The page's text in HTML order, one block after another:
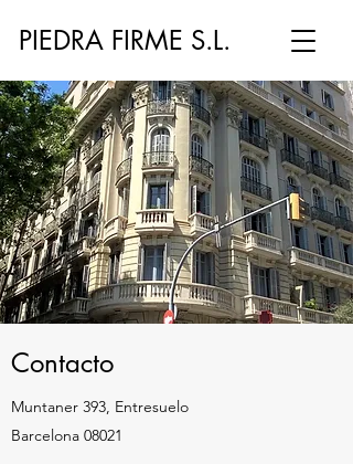
PIEDRA FIRME S.L.
Contacto
Muntaner 393, Entresuelo
Barcelona 08021